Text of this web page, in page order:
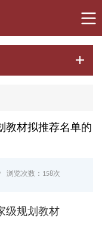
教材拟推荐名单的
浏览次数： 158次
级规划教材